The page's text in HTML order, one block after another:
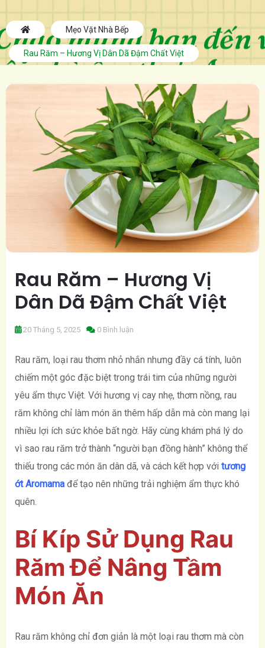
Mẹo Vặt Nhà Bếp
Rau Răm – Hương Vị Dân Dã Đậm Chất Việt
Rau Răm – Hương Vị
Dân Dã Đậm Chất Việt
20 Tháng 5, 2025 0 Bình luận
Rau răm, loại rau thơm nhỏ nhắn nhưng đầy cá tính, luôn
chiếm một góc đặc biệt trong trái tim của những người
yêu ẩm thực Việt. Với hương vị cay nhẹ, thơm nồng, rau
răm không chỉ làm món ăn thêm hấp dẫn mà còn mang lại
nhiều lợi ích sức khỏe bất ngờ. Hãy cùng khám phá lý do
vì sao rau răm trở thành “người bạn đồng hành” không thể
thiếu trong các món ăn dân dã, và cách kết hợp với tương
ớt Aromama để tạo nên những trải nghiệm ẩm thực khó
quên.
Bí Kíp Sử Dụng Rau
Răm Để Nâng Tầm
Món Ăn
Rau răm không chỉ đơn giản là một loại rau thơm mà còn